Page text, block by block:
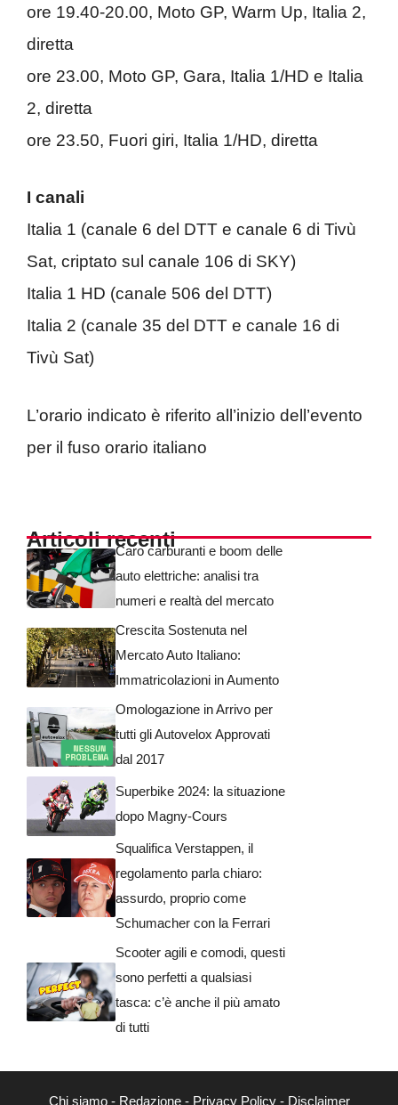
ore 19.40-20.00, Moto GP, Warm Up, Italia 2,
diretta
ore 23.00, Moto GP, Gara, Italia 1/HD e Italia
2, diretta
ore 23.50, Fuori giri, Italia 1/HD, diretta
I canali
Italia 1 (canale 6 del DTT e canale 6 di Tivù
Sat, criptato sul canale 106 di SKY)
Italia 1 HD (canale 506 del DTT)
Italia 2 (canale 35 del DTT e canale 16 di
Tivù Sat)
L’orario indicato è riferito all’inizio dell’evento
per il fuso orario italiano
Articoli recentiCaro carburanti e boom delle
auto elettriche: analisi tra
numeri e realtà del mercato
Crescita Sostenuta nel
Mercato Auto Italiano:
Immatricolazioni in Aumento
Omologazione in Arrivo per
tutti gli Autovelox Approvati
dal 2017
Superbike 2024: la situazione
dopo Magny-Cours
Squalifica Verstappen, il
regolamento parla chiaro:
assurdo, proprio come
Schumacher con la Ferrari
Scooter agili e comodi, questi
sono perfetti a qualsiasi
tasca: c’è anche il più amato
di tutti
Chi siamo- Redazione- Privacy Policy- Disclaimer